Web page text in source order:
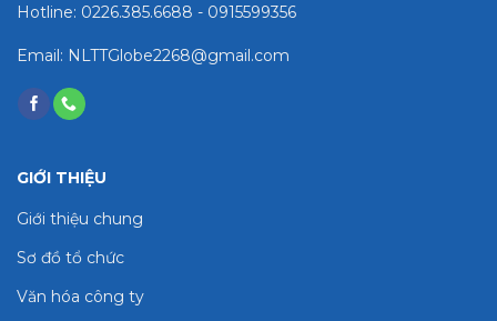
Hotline: 0226.385.6688 - 0915599356
Email: NLTTGlobe2268@gmail.com
GIỚI THIỆU
Giới thiệu chung
Sơ đồ tổ chức
Văn hóa công ty